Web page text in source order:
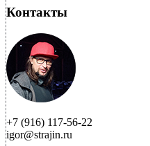
Контакты
+7 (916) 117-56-22
igor@strajin.ru